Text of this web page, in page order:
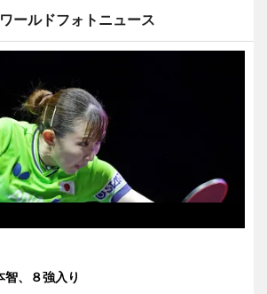
ワールドフォトニュース
智、８強入り